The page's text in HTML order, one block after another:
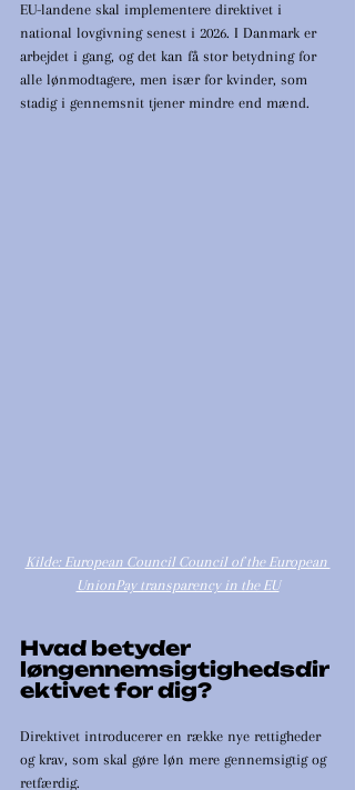
EU-landene skal implementere direktivet i
national lovgivning senest i 2026. I Danmark er
arbejdet i gang, og det kan få stor betydning for
alle lønmodtagere, men især for kvinder, som
stadig i gennemsnit tjener mindre end mænd.
Kilde: European Council Council of the European
UnionPay transparency in the EU
Hvad betyder
løngennemsigtighedsdir
ektivet for dig?
Direktivet introducerer en række nye rettigheder
og krav, som skal gøre løn mere gennemsigtig og
retfærdig.